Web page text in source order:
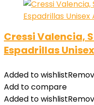
Cressi Valencia,
Espadrillas
Added to wishlist
Add to compare
Added to wishlist